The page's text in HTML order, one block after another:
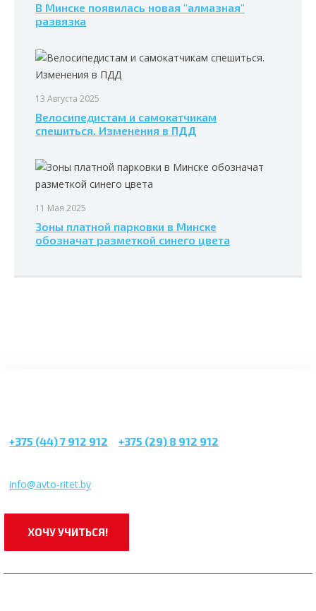
В Минске появилась новая "алмазная"
развязка
13 Августа 2025
Велосипедистам и самокатчикам
спешиться. Изменения в ПДД
11 Мая 2025
Зоны платной парковки в Минске
обозначат разметкой синего цвета
+375 (44) 7 912 912 +375 (29) 8 912 912
infо@avtо-ritеt.by
ХОЧУ УЧИТЬСЯ!